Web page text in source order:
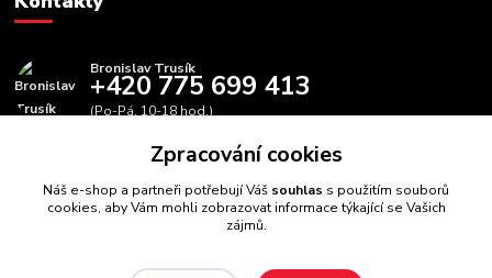
Bronislav Trusík
+420 775 699 413
(Po-Pá, 10-18 hod.)
info@bbfitness.czZpracování cookies
Náš e-shop a partneři potřebují Váš souhlas s použitím souborů
cookies, aby Vám mohli zobrazovat informace týkající se Vašich
zájmů.